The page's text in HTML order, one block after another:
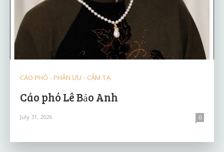
CÁO PHÓ - PHÂN ƯU - CẢM TẠ
Cáo phó Lê Bảo Anh
July 31, 2026 0